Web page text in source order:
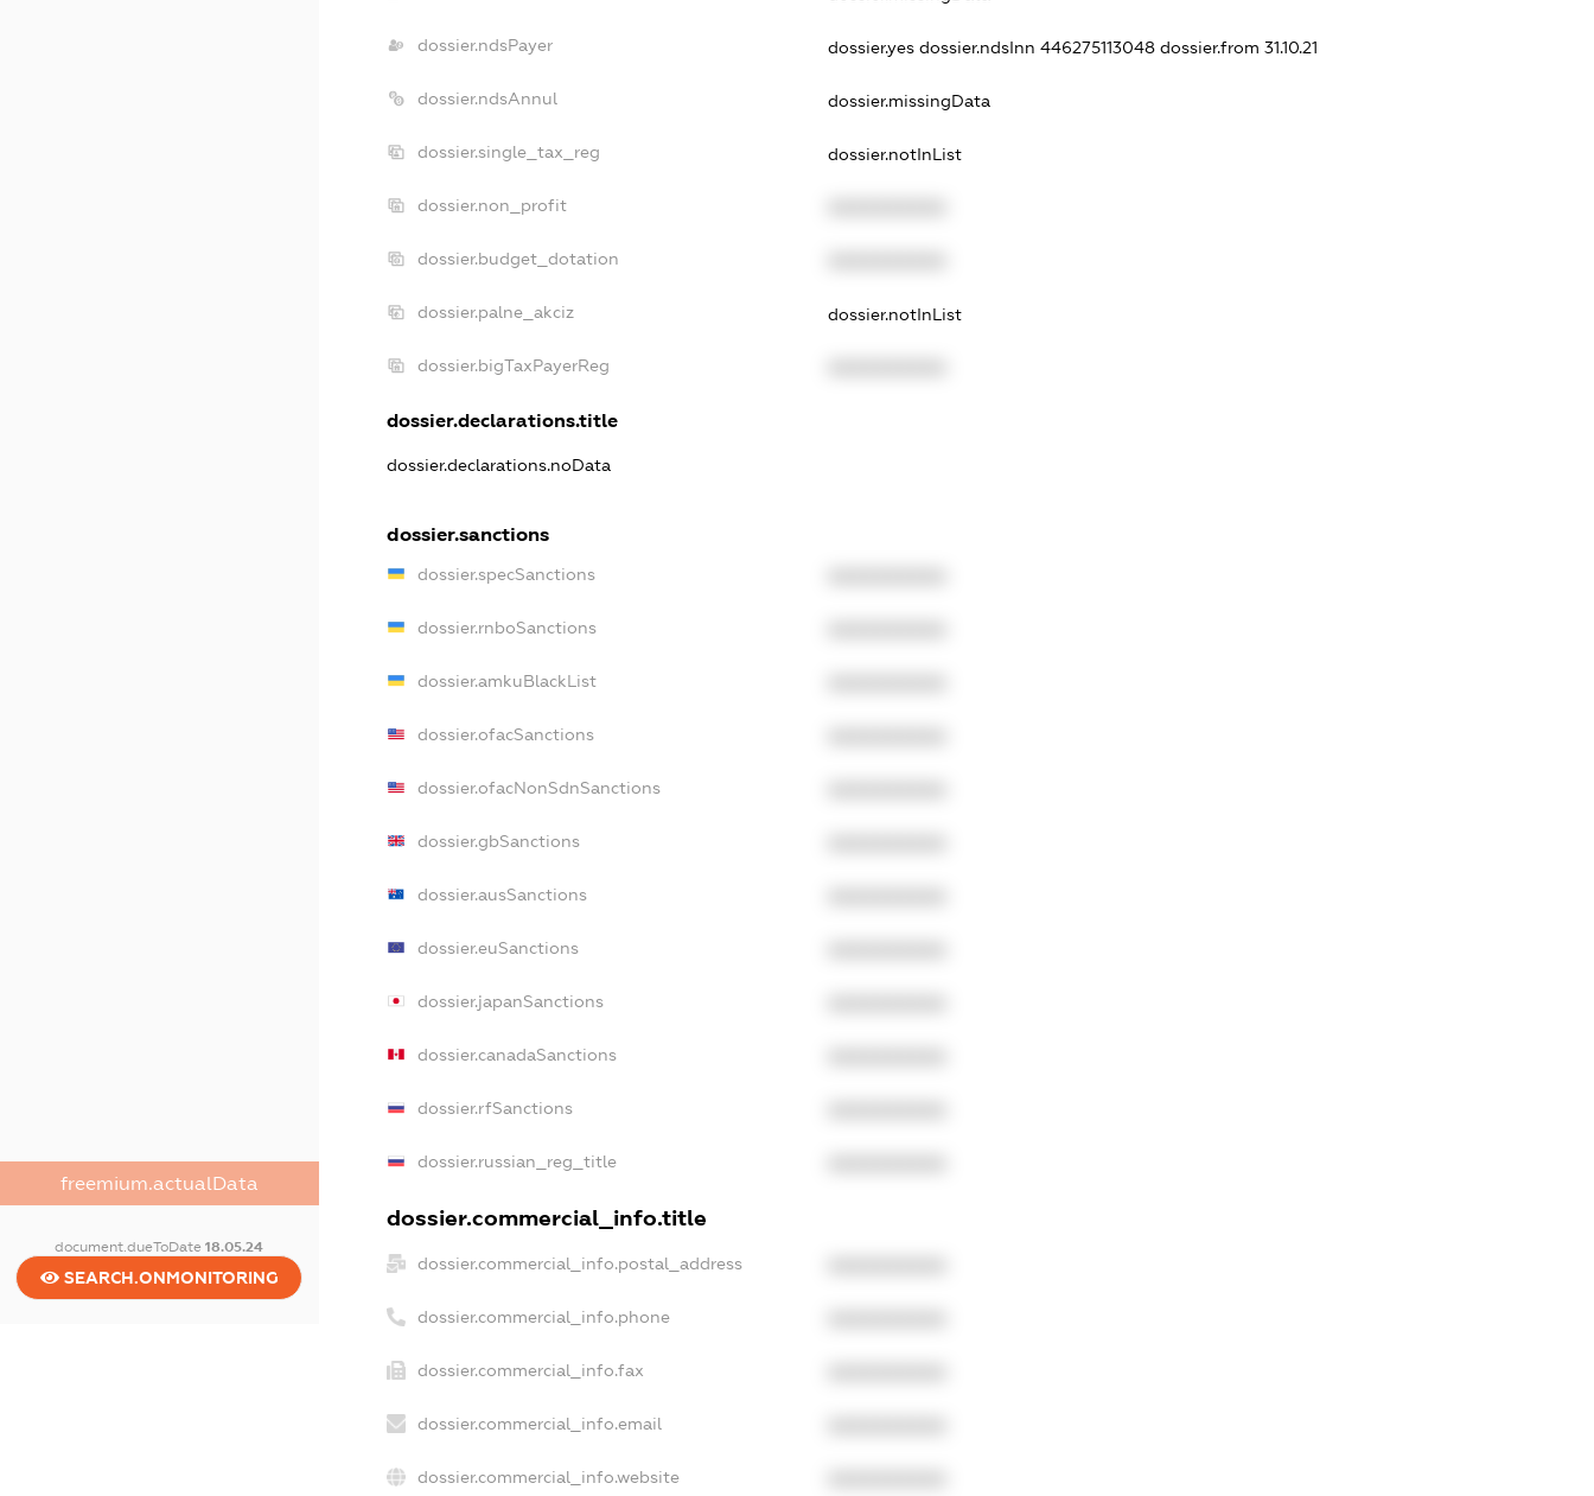
freemium.actualData
document.dueToDate18.05.24
SEARCH.ONMONITORING
dossier.ndsPayer dossier.yes dossier.ndsInn 446275113048 dossier.from 31.10.21
dossier.ndsAnnul dossier.missingData
dossier.single_tax_reg dossier.notInList
dossier.non_profit
dossier.budget_dotation
dossier.palne_akciz dossier.notInList
dossier.bigTaxPayerReg
dossier.declarations.title
dossier.declarations.noData
dossier.sanctions
dossier.specSanctions
dossier.rnboSanctions
dossier.amkuBlackList
dossier.ofacSanctions
dossier.ofacNonSdnSanctions
dossier.gbSanctions
dossier.ausSanctions
dossier.euSanctions
dossier.japanSanctions
dossier.canadaSanctions
dossier.rfSanctions
dossier.russian_reg_title
dossier.commercial_info.title
dossier.commercial_info.postal_address
dossier.commercial_info.phone
dossier.commercial_info.fax
dossier.commercial_info.email
dossier.commercial_info.website